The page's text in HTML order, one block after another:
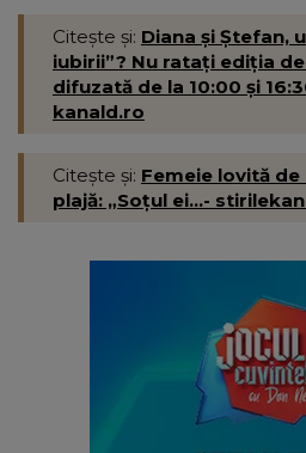
Citește și: Diana și Ștefan,
iubirii”? Nu ratați ediția
difuzată de la 10:00 și
kanald.ro
Citește și: Femeie lovită
plajă: „Soțul ei...-